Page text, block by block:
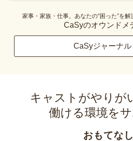
家事・家族・仕事。あなたの“困った”を
CaSyのオウンドメ
CaSyジャーナル
キャストがやりが
働ける環境を
おもてなし